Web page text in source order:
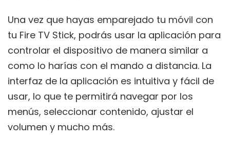
Una vez que hayas emparejado tu móvil con
tu Fire TV Stick, podrás usar la aplicación para
controlar el dispositivo de manera similar a
como lo harías con el mando a distancia. La
interfaz de la aplicación es intuitiva y fácil de
usar, lo que te permitirá navegar por los
menús, seleccionar contenido, ajustar el
volumen y mucho más.